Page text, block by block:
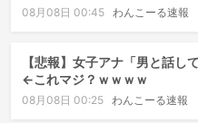
08月08日 00:45 わんこーる速報
【悲報】女子アナ「男と話し
←これマジ？ｗｗｗｗ
08月08日 00:25 わんこーる速報